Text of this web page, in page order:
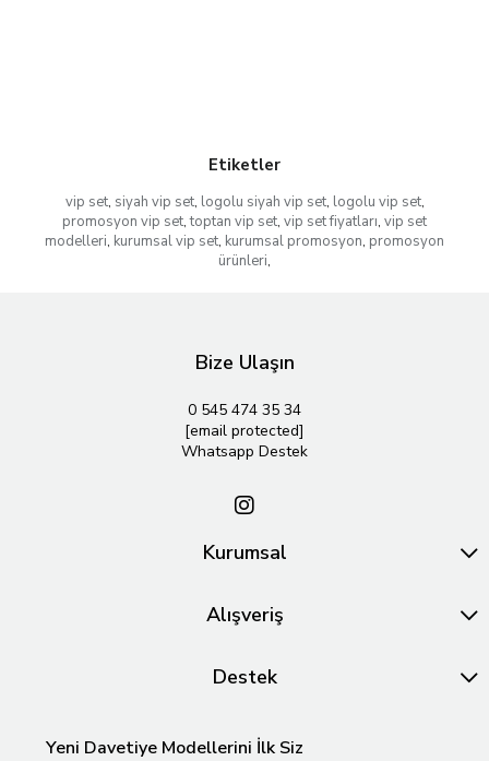
Etiketler
vip set, siyah vip set, logolu siyah vip set, logolu vip set,
promosyon vip set, toptan vip set, vip set fiyatları, vip set
modelleri, kurumsal vip set, kurumsal promosyon, promosyon
ürünleri,
Bize Ulaşın
0 545 474 35 34
[email protected]
Whatsapp Destek
Kurumsal
Alışveriş
Destek
Yeni Davetiye Modellerini İlk Siz